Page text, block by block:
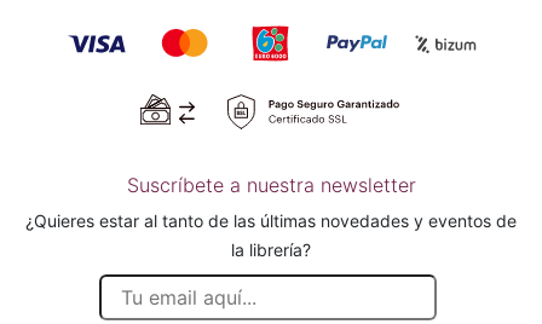
Suscríbete a nuestra newsletter
¿Quieres estar al tanto de las últimas novedades y eventos de
la librería?